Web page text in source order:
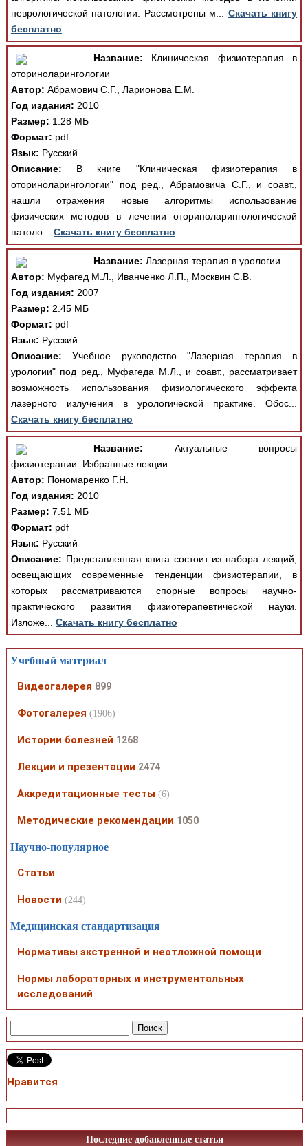
неврологической патологии. Рассмотрены м... Скачать книгу
бесплатно
Название: Клиническая физиотерапия в
оториноларингологии
Автор: Абрамович С.Г., Ларионова Е.М.
Год издания: 2010
Размер: 1.28 МБ
Формат: pdf
Язык: Русский
Описание: В книге "Клиническая физиотерапия в
оториноларингологии" под ред., Абрамовича С.Г., и соавт.,
нашли отражения новые алгоритмы использование
физических методов в лечении оториноларингологической
патоло... Скачать книгу бесплатно
Название: Лазерная терапия в урологии
Автор: Муфагед М.Л., Иванченко Л.П., Москвин С.В.
Год издания: 2007
Размер: 2.45 МБ
Формат: pdf
Язык: Русский
Описание: Учебное руководство "Лазерная терапия в
урологии" под ред., Муфагеда М.Л., и соавт., рассматривает
возможность использования физиологического эффекта
лазерного излучения в урологической практике. Обос...
Скачать книгу бесплатно
Название: Актуальные вопросы
физиотерапии. Избранные лекции
Автор: Пономаренко Г.Н.
Год издания: 2010
Размер: 7.51 МБ
Формат: pdf
Язык: Русский
Описание: Представленная книга состоит из набора лекций,
освещающих современные тенденции физиотерапии, в
которых рассматриваются спорные вопросы научно-
практического развития физиотерапевтической науки.
Изложе... Скачать книгу бесплатно
Учебный материал
Видеогалерея 899
Фотогалерея (1906)
Истории болезней 1268
Лекции и презентации 2474
Аккредитационные тесты (6)
Методические рекомендации 1050
Научно-популярное
Статьи
Новости (244)
Медицинская стандартизация
Нормативы экстренной и неотложной помощи
Нормы лабораторных и инструментальных
исследований
Нравится
Последние добавленные статьи